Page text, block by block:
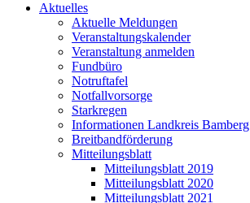
Aktuelles
Aktuelle Meldungen
Veranstaltungskalender
Veranstaltung anmelden
Fundbüro
Notruftafel
Notfallvorsorge
Starkregen
Informationen Landkreis Bamberg
Breitbandförderung
Mitteilungsblatt
Mitteilungsblatt 2019
Mitteilungsblatt 2020
Mitteilungsblatt 2021